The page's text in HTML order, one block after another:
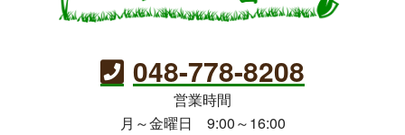
048-778-8208
営業時間
月～金曜日 9:00～16:00